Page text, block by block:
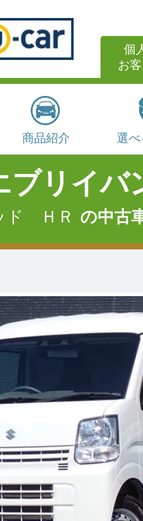
個
お
商品紹介 選
ブリイバ
ド ＨＲ の中古